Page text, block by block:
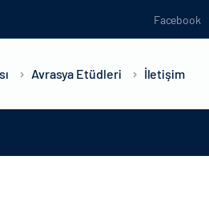
Facebook
Avrasya Etüdleri İletişim